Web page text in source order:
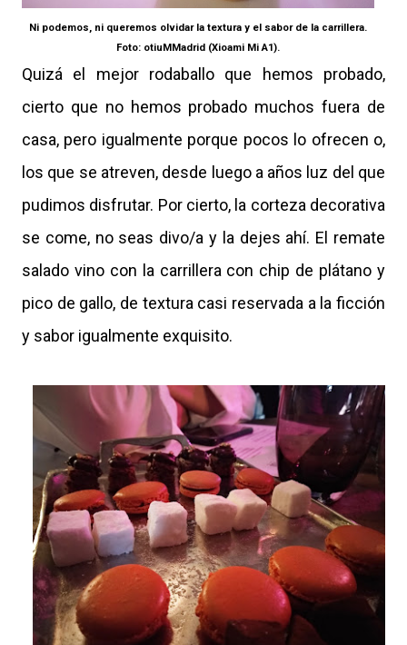
Ni podemos, ni queremos olvidar la textura y el sabor de la carrillera.
Foto: otiuMMadrid (Xioami Mi A1).
Quizá el mejor rodaballo que hemos probado,
cierto que no hemos probado muchos fuera de
casa, pero igualmente porque pocos lo ofrecen o,
los que se atreven, desde luego a años luz del que
pudimos disfrutar. Por cierto, la corteza decorativa
se come, no seas divo/a y la dejes ahí. El remate
salado vino con la carrillera con chip de plátano y
pico de gallo, de textura casi reservada a la ficción
y sabor igualmente exquisito.